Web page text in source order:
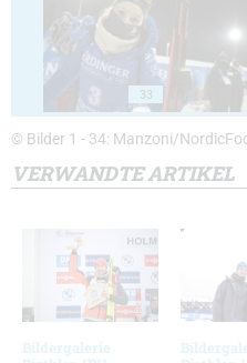
33
© Bilder 1 - 34: Manzoni/
VERWANDTE ARTIKEL
Bildergalerie